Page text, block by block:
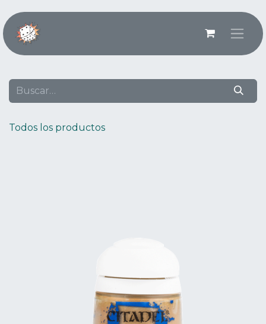
Todos los productos